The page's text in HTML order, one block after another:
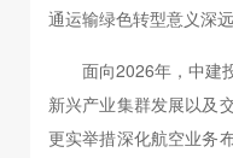
通运输绿色转型意义深远
面向2026年，中建
新兴产业集群发展以及
更实举措深化航空业务